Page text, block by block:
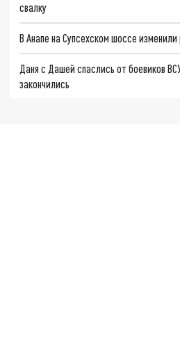
свалку
В Анапе на Супсехском шоссе изменили
Даня с Дашей спаслись от боевиков
закончились